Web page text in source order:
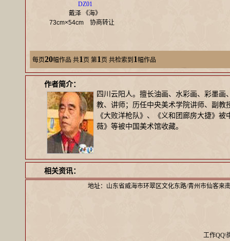
DZ01
戴泽 《海》
73cm×54cm 协商转让
每页20幅作品 共1 页 第1 页 共检索到 1幅作品
作者简介：
四川云阳人。擅长油画、水彩画、彩墨
教、讲师；历任中央美术学院讲师、副
《大败洋枪队》、《义和团廊房大捷》
薇》等被中国美术馆收藏。
相关资讯：
地址：山东省威海市环翠区文化东路/青州市仙客来
工作QQ\